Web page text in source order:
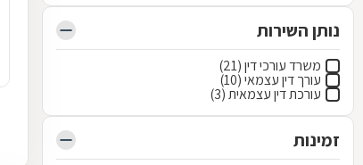
נותן השירות
משרד עורכי דין (21)
עורך דין עצמאי (10)
עורכת דין עצמאית (3)
זמינות